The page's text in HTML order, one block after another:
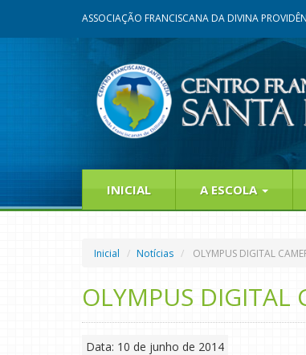
ASSOCIAÇÃO FRANCISCANA DA DIVINA
INICIAL A ESCOLA
Inicial Notícias OLYMPUS DIGITAL
OLYMPUS DIGITAL
Data: 10 de junho de 2014